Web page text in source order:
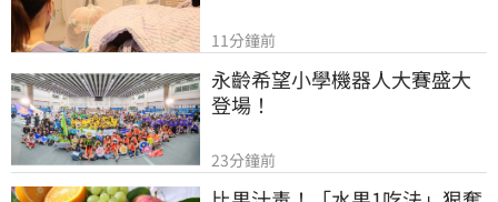
11分鐘前
永齡希望小學機器人大賽盛大
登場！
23分鐘前